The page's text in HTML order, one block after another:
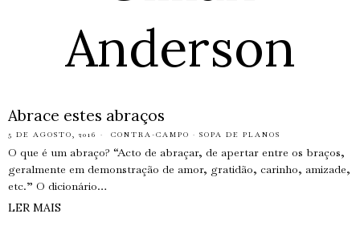
Anderson
Abrace estes abraços
5 DE AGOSTO, 2016 CONTRA-CAMPO · SOPA DE PLANOS
O que é um abraço? “Acto de abraçar, de apertar entre os braços,
geralmente em demonstração de amor, gratidão, carinho, amizade,
etc.” O dicionário…
LER MAIS